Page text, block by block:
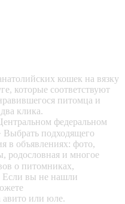
кошек на вязку
которые соответствуют
питомца и
клика.
федеральном
Выбрать подходящего
в объявлениях: фото,
родословная и многое
о питомниках,
Если вы не нашли
авито или юле.